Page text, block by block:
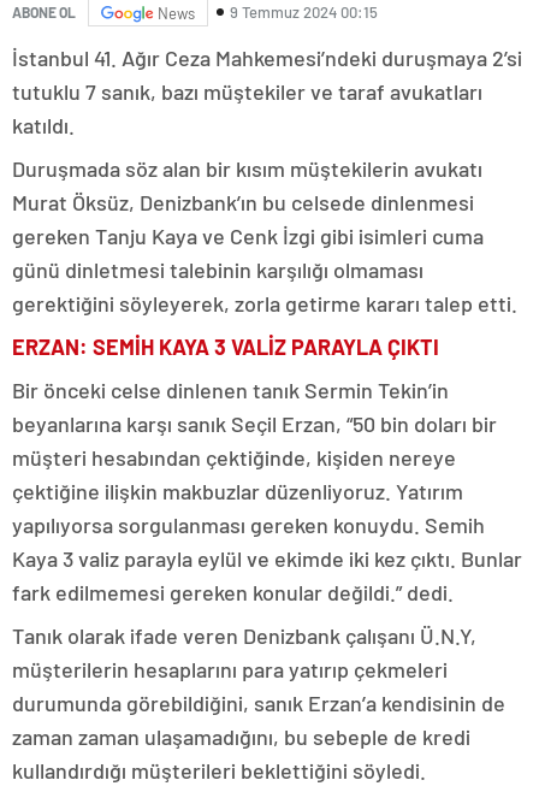
ABONE OL News 9 Temmuz 2024 00:15
İstanbul 41. Ağır Ceza Mahkemesi’ndeki duruşmaya 2’si
tutuklu 7 sanık, bazı müştekiler ve taraf avukatları
katıldı.
Duruşmada söz alan bir kısım müştekilerin avukatı
Murat Öksüz, Denizbank’ın bu celsede dinlenmesi
gereken Tanju Kaya ve Cenk İzgi gibi isimleri cuma
günü dinletmesi talebinin karşılığı olmaması
gerektiğini söyleyerek, zorla getirme kararı talep etti.
ERZAN: SEMİH KAYA 3 VALİZ PARAYLA ÇIKTI
Bir önceki celse dinlenen tanık Sermin Tekin’in
beyanlarına karşı sanık Seçil Erzan, “50 bin doları bir
müşteri hesabından çektiğinde, kişiden nereye
çektiğine ilişkin makbuzlar düzenliyoruz. Yatırım
yapılıyorsa sorgulanması gereken konuydu. Semih
Kaya 3 valiz parayla eylül ve ekimde iki kez çıktı. Bunlar
fark edilmemesi gereken konular değildi.” dedi.
Tanık olarak ifade veren Denizbank çalışanı Ü.N.Y,
müşterilerin hesaplarını para yatırıp çekmeleri
durumunda görebildiğini, sanık Erzan’a kendisinin de
zaman zaman ulaşamadığını, bu sebeple de kredi
kullandırdığı müşterileri beklettiğini söyledi.